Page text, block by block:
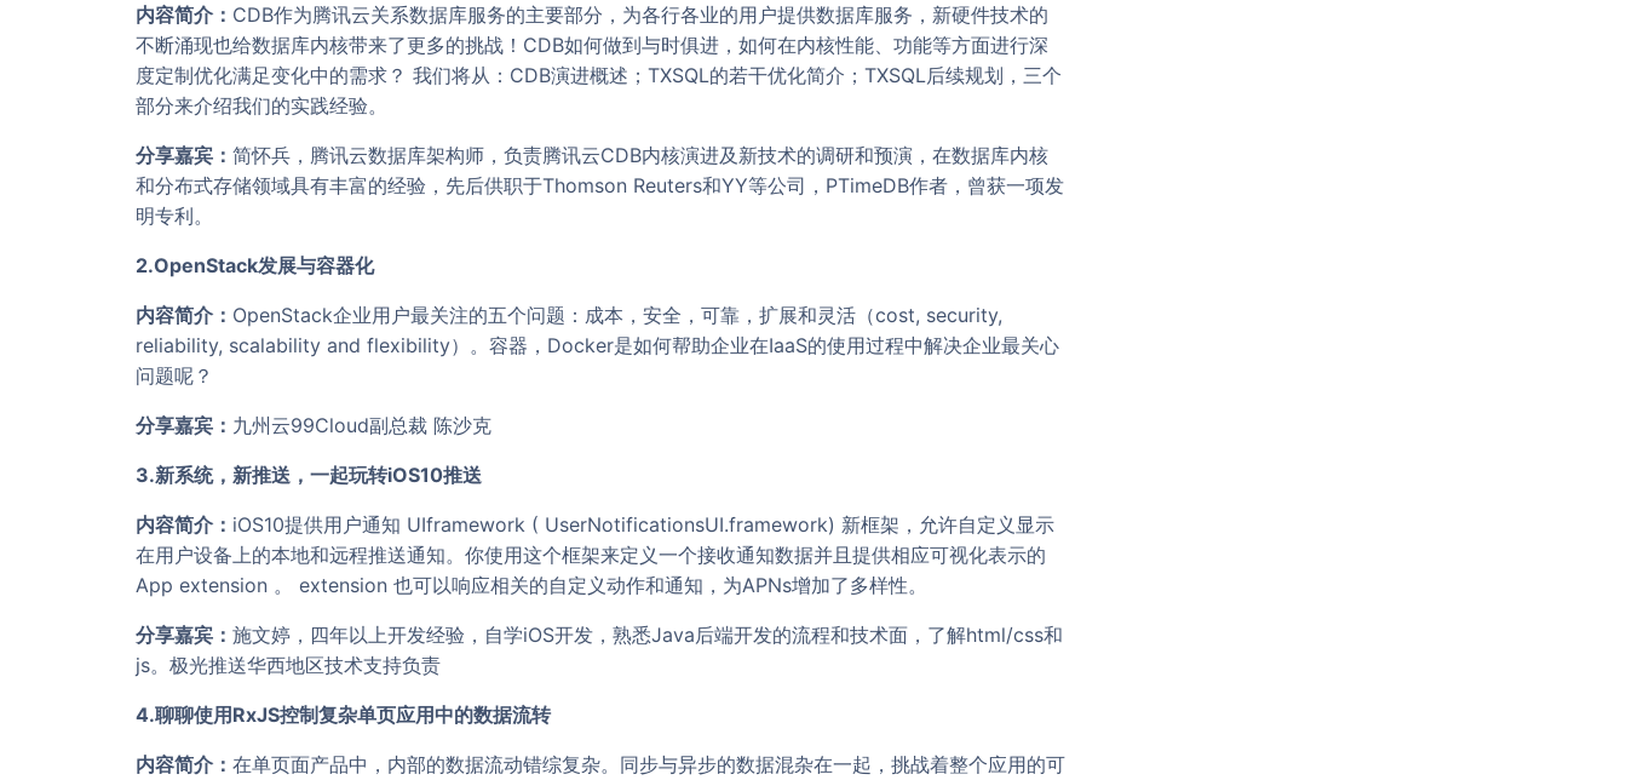
内容简介： CDB作为腾讯云关系数据库服务的主要部分，为各行各业的用户提供数据库服务，新硬件技术的
不断涌现也给数据库内核带来了更多的挑战！CDB如何做到与时俱进，如何在内核性能、功能等方面进行深
度定制优化满足变化中的需求？ 我们将从：CDB演进概述；TXSQL的若干优化简介；TXSQL后续规划，三个
部分来介绍我们的实践经验。
分享嘉宾： 简怀兵，腾讯云数据库架构师，负责腾讯云CDB内核演进及新技术的调研和预演，在数据库内核
和分布式存储领域具有丰富的经验，先后供职于Thomson Reuters和YY等公司，PTimeDB作者，曾获一项发
明专利。
2.OpenStack发展与容器化
内容简介： OpenStack企业用户最关注的五个问题：成本，安全，可靠，扩展和灵活（cost, security,
reliability, scalability and flexibility）。容器，Docker是如何帮助企业在IaaS的使用过程中解决企业最关心
问题呢？
分享嘉宾： 九州云99Cloud副总裁 陈沙克
3.新系统，新推送，一起玩转iOS10推送
内容简介： iOS10提供用户通知 UIframework ( UserNotificationsUI.framework) 新框架，允许自定义显示
在用户设备上的本地和远程推送通知。你使用这个框架来定义一个接收通知数据并且提供相应可视化表示的
App extension 。 extension 也可以响应相关的自定义动作和通知，为APNs增加了多样性。
分享嘉宾： 施文婷，四年以上开发经验，自学iOS开发，熟悉Java后端开发的流程和技术面，了解html/css和
js。极光推送华西地区技术支持负责
4.聊聊使用RxJS控制复杂单页应用中的数据流转
内容简介： 在单页面产品中，内部的数据流动错综复杂。同步与异步的数据混杂在一起，挑战着整个应用的可